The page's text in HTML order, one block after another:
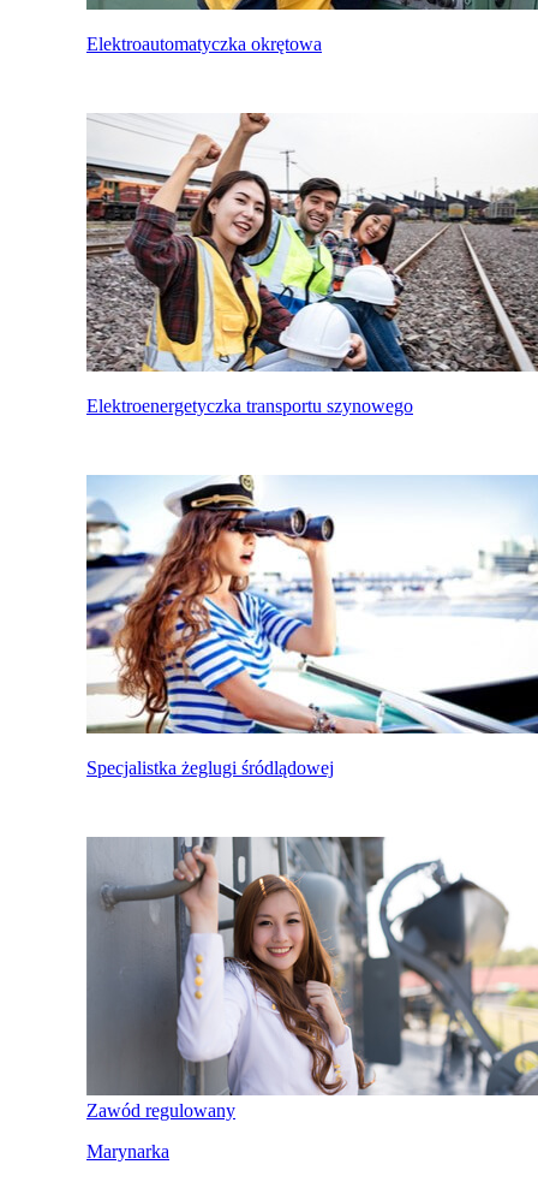
Elektroautomatyczka okrętowa
Elektroenergetyczka transportu szynowego
Specjalistka żeglugi śródlądowej
Zawód regulowany
Marynarka